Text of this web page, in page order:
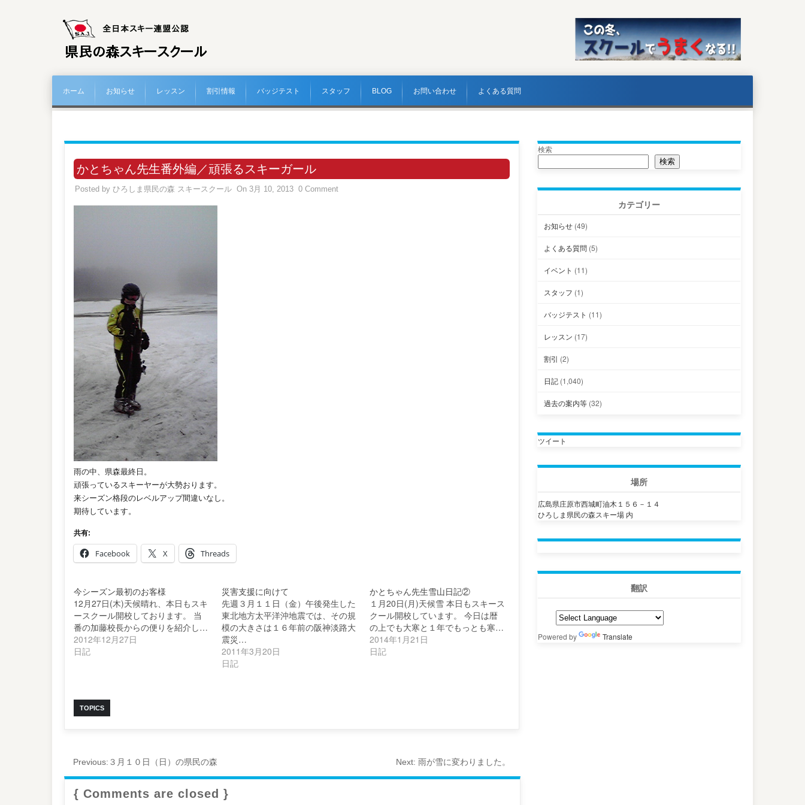
ホーム お知らせ レッスン 割引情報 バッジテスト スタッフ BLOG お問い合わせ よくある質問
かとちゃん先生番外編／頑張るスキーガール
Posted by ひろしま県民の森 スキースクール On 3月 10, 2013 0 Comment
雨の中、県森最終日。
頑張っているスキーヤーが大勢おります。
来シーズン格段のレベルアップ間違いなし。
期待しています。
共有:
Facebook X Threads
今シーズン最初のお客様
12月27日(木)天候晴れ、本日もスキ
ースクール開校しております。 当
番の加藤校長からの便りを紹介し…
2012年12月27日
日記
災害支援に向けて
先週３月１１日（金）午後発生した
東北地方太平洋沖地震では、その規
模の大きさは１６年前の阪神淡路大
震災…
2011年3月20日
日記
かとちゃん先生雪山日記②
１月20日(月)天候雪 本日もスキース
クール開校しています。 今日は暦
の上でも大寒と１年でもっとも寒…
2014年1月21日
日記
TOPICS
Previous: ３月１０日（日）の県民の森 Next: 雨が雪に変わりました。
{ Comments are closed }
検索
検索
カテゴリー
お知らせ (49)
よくある質問 (5)
イベント (11)
スタッフ (1)
バッジテスト (11)
レッスン (17)
割引 (2)
日記 (1,040)
過去の案内等 (32)
ツイート
場所
広島県庄原市西城町油木１５６－１４
ひろしま県民の森スキー場 内
翻訳
Powered by Translate